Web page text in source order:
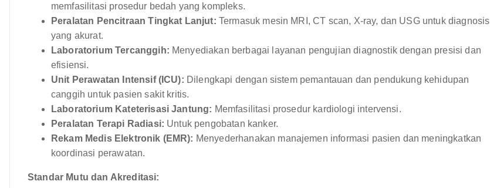
memfasilitasi prosedur bedah yang kompleks.
Peralatan Pencitraan Tingkat Lanjut: Termasuk mesin MRI, CT scan, X-ray, dan USG untuk diagnosis
yang akurat.
Laboratorium Tercanggih: Menyediakan berbagai layanan pengujian diagnostik dengan presisi dan
efisiensi.
Unit Perawatan Intensif (ICU): Dilengkapi dengan sistem pemantauan dan pendukung kehidupan
canggih untuk pasien sakit kritis.
Laboratorium Kateterisasi Jantung: Memfasilitasi prosedur kardiologi intervensi.
Peralatan Terapi Radiasi: Untuk pengobatan kanker.
Rekam Medis Elektronik (EMR): Menyederhanakan manajemen informasi pasien dan meningkatkan
koordinasi perawatan.
Standar Mutu dan Akreditasi: